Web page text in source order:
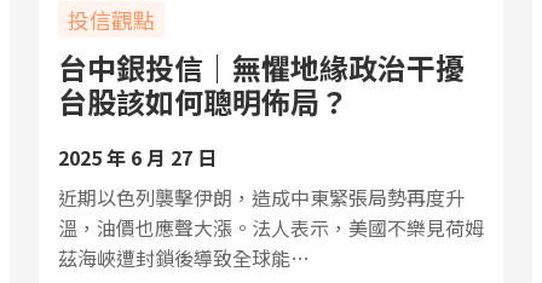
投信觀點
台中銀投信｜無懼地緣政治干擾
台股該如何聰明佈局？
2025 年 6 月 27 日
近期以色列襲擊伊朗，造成中東緊張局勢再度升
溫，油價也應聲大漲。法人表示，美國不樂見荷姆
茲海峽遭封鎖後導致全球能…